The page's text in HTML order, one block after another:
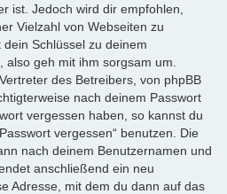
ist. Jedoch wird dir empfohlen,
Vielzahl von Webseiten zu
Schlüssel zu deinem
geh mit ihm sorgsam um.
des Betreibers, von phpBB
nach deinem Passwort
vergessen haben, so kannst du
vergessen“ benutzen. Die
nach deinem Benutzernamen und
anschließend ein neu
Adresse, mit dem du dann auf das